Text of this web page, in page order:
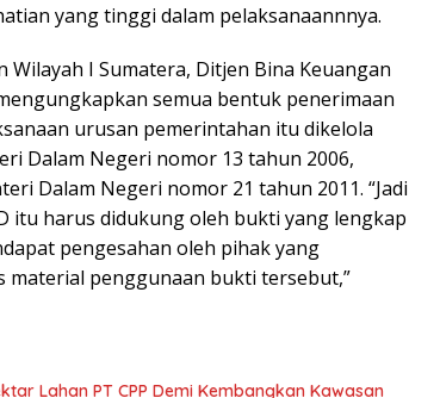
yang tinggi dalam pelaksanaannnya.
I Sumatera, Ditjen Bina Keuangan
semua bentuk penerimaan
urusan pemerintahan itu dikelola
Dalam Negeri nomor 13 tahun 2006,
Dalam Negeri nomor 21 tahun 2011. “Jadi
itu harus didukung oleh bukti yang lengkap
pengesahan oleh pihak yang
penggunaan bukti tersebut,”
Lahan PT CPP Demi Kembangkan Kawasan